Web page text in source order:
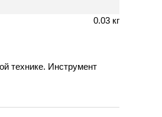
0.03 кг
технике. Инструмент